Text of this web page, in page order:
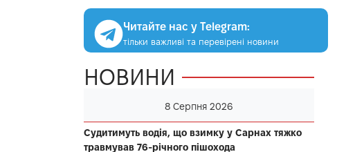
Читайте нас у Telegram:
тільки важливі та перевірені новини
НОВИНИ
8 Серпня 2026
Судитимуть водія, що взимку у Сарнах тяжко
травмував 76-річного пішохода